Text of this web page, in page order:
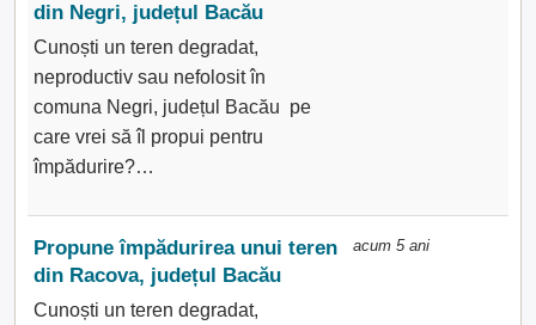
din Negri, județul Bacău
Cunoști un teren degradat,
neproductiv sau nefolosit în
comuna Negri, județul Bacău pe
care vrei să îl propui pentru
împădurire?…
Propune împădurirea unui teren
din Racova, județul Bacău
Cunoști un teren degradat,
acum 5 ani